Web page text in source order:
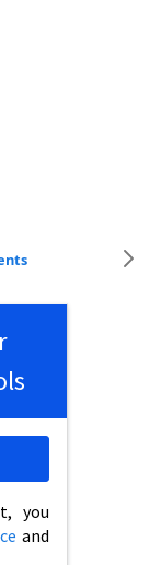
you
and